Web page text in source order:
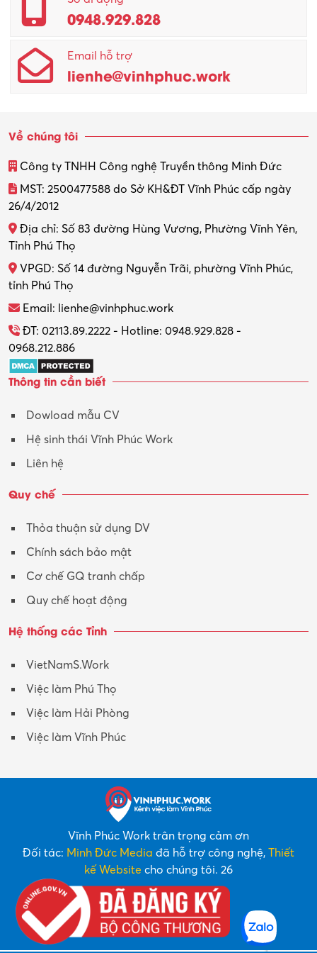
Quản lý chất lượng – QC
Quản lý sản xuất
Quản trị kinh doanh
Thiết kế
Thiết kế nội thất
Thợ máy – Ô tô – Xe máy
Thực tập
Tổ chức sự kiện – Quà tặng
Trợ lý
Tư vấn
Tư vấn – Kiến trúc
Y tế-Dược
0948.929.828
Email hỗ trợ
lienhe@vinhphuc.work
Về chúng tôi
Công ty TNHH Công nghệ Truyền thông Minh Đức
MST: 2500477588 do Sở KH&ĐT Vĩnh Phúc cấp ngày
26/4/2012
Địa chỉ: Số 83 đường Hùng Vương, Phường Vĩnh Yên,
Tỉnh Phú Thọ
VPGD: Số 14 đường Nguyễn Trãi, phường Vĩnh Phúc,
tỉnh Phú Thọ
Email: lienhe@vinhphuc.work
ĐT: 02113.89.2222 - Hotline: 0948.929.828 -
0968.212.886
Thông tin cần biết
Dowload mẫu CV
Hệ sinh thái Vĩnh Phúc Work
Liên hệ
Quy chế
Thỏa thuận sử dụng DV
Chính sách bảo mật
Cơ chế GQ tranh chấp
Quy chế hoạt động
Hệ thống các Tỉnh
VietNamS.Work
Việc làm Phú Thọ
Việc làm Hải Phòng
Việc làm Vĩnh Phúc
Vĩnh Phúc Work trân trọng cảm ơn
Đối tác: Minh Đức Media đã hỗ trợ công nghệ, Thiết
kế Website cho chúng tôi. 26